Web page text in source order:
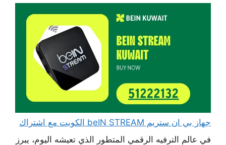
جهاز بي ان ستريم beIN STREAM الكويت مع اشتراك
في عالم الترفيه الرقمي المتطور الذي تعيشه اليوم، يبرز